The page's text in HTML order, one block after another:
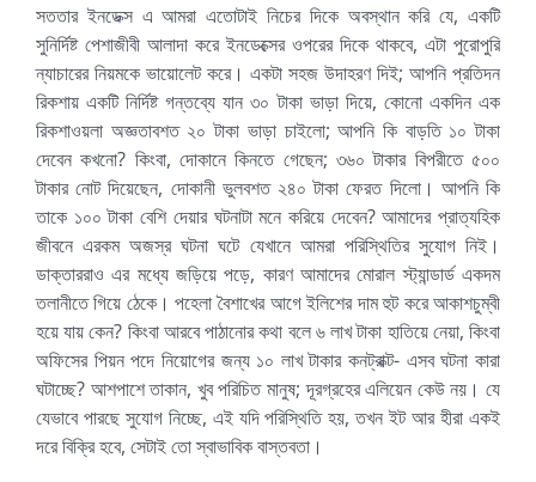
সততার ইনডেক্স এ আমরা এতোটাই নিচের দিকে অবস্থান করি যে, একটি
সুনির্দিষ্ট পেশাজীবী আলাদা করে ইনডেক্সের ওপরের দিকে থাকবে, এটা পুরোপুরি
ন্যাচারের নিয়মকে ভায়োলেট করে। একটা সহজ উদাহরণ দিই; আপনি প্রতিদন
রিকশায় একটি নির্দিষ্ট গন্তব্যে যান ৩০ টাকা ভাড়া দিয়ে, কোনো একদিন এক
রিকশাওয়লা অজ্ঞতাবশত ২০ টাকা ভাড়া চাইলো; আপনি কি বাড়তি ১০ টাকা
দেবেন কখনো? কিংবা, দোকানে কিনতে গেছেন; ৩৬০ টাকার বিপরীতে ৫০০
টাকার নোট দিয়েছেন, দোকানী ভুলবশত ২৪০ টাকা ফেরত দিলো। আপনি কি
তাকে ১০০ টাকা বেশি দেয়ার ঘটনাটা মনে করিয়ে দেবেন? আমাদের প্রাত্যহিক
জীবনে এরকম অজস্র ঘটনা ঘটে যেখানে আমরা পরিস্থিতির সুযোগ নিই।
ডাক্তাররাও এর মধ্যে জড়িয়ে পড়ে, কারণ আমাদের মোরাল স্ট্যান্ডার্ড একদম
তলানীতে গিয়ে ঠেকে। পহেলা বৈশাখের আগে ইলিশের দাম হুট করে আকাশচুম্বী
হয়ে যায় কেন? কিংবা আরবে পাঠানোর কথা বলে ৬ লাখ টাকা হাতিয়ে নেয়া, কিংবা
অফিসের পিয়ন পদে নিয়োগের জন্য ১০ লাখ টাকার কনট্রাক্ট- এসব ঘটনা কারা
ঘটাচ্ছে? আশপাশে তাকান, খুব পরিচিত মানুষ; দূরগ্রহের এলিয়েন কেউ নয়। যে
যেভাবে পারছে সুযোগ নিচ্ছে, এই যদি পরিস্থিতি হয়, তখন ইট আর হীরা একই
দরে বিক্রি হবে, সেটাই তো স্বাভাবিক বাস্তবতা।